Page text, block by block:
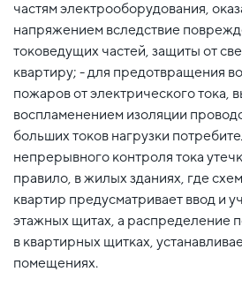
частям электрооборудования,
напряжением вследствие
токоведущих частей, защиты от
квартиру; - для предотвращения
пожаров от электрического тока,
воспламенением изоляции
больших токов нагрузки
непрерывного контроля тока
правило, в жилых зданиях, где
квартир предусматривает ввод и
этажных щитах, а распределение
в квартирных щитках,
помещениях.